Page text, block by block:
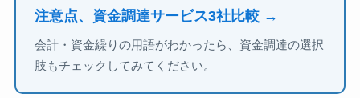
注意点、資金調達サービス3社比較 →
会計・資金繰りの用語がわかったら、資金調達の選択
肢もチェックしてみてください。